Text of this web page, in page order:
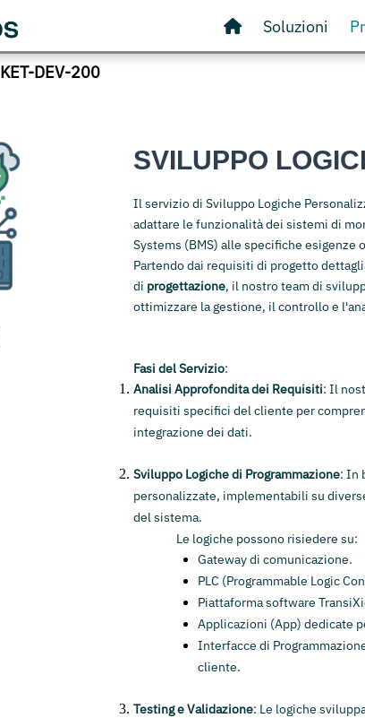
Soluzioni
KET-DEV-200
SVILUPPO
Il servizio di Sviluppo Logiche
adattare le funzionalità dei sistemi di
Systems (BMS) alle specifiche esigenze
Partendo dai requisiti di progetto
di progettazione, il nostro team di
ottimizzare la gestione, il controllo e
Fasi del Servizio:
Analisi Approfondita dei Requisiti: Il
requisiti specifici del cliente per
integrazione dei dati.
Sviluppo Logiche di Programmazione: In
personalizzate, implementabili su
del sistema.
Le logiche possono risiedere su:
Gateway di comunicazione.
PLC (Programmable Logic
Piattaforma software
Applicazioni (App) dedicate
Interfacce di
cliente.
Testing e Validazione: Le logiche